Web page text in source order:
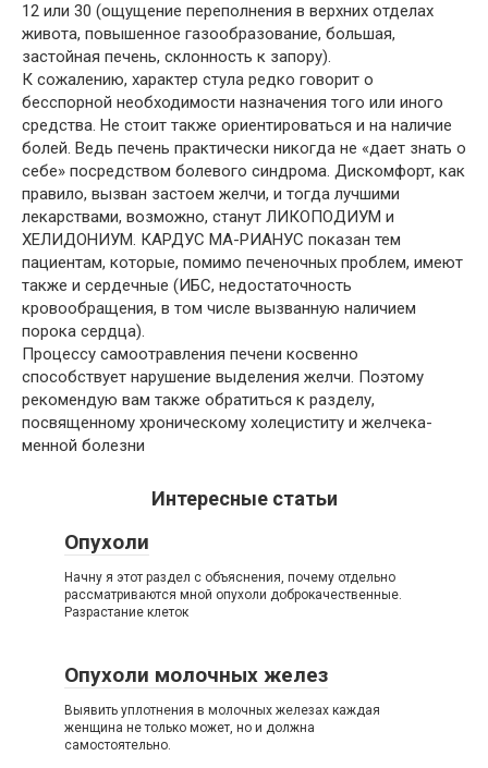
12 или 30 (ощущение переполнения в верхних отделах
живота, повышенное газообразование, большая,
застойная печень, склонность к запору).
К сожалению, характер стула редко говорит о
бесспорной необходимости назначения того или иного
средства. Не стоит также ориентироваться и на наличие
болей. Ведь печень практически никогда не «дает знать о
себе» посредством болевого синдрома. Дискомфорт, как
правило, вызван застоем желчи, и тогда лучшими
лекарствами, возможно, станут ЛИКОПОДИУМ и
ХЕЛИДОНИУМ. КАРДУС МА-РИАНУС показан тем
пациентам, которые, помимо печеночных проблем, имеют
также и сердечные (ИБС, недостаточность
кровообращения, в том числе вызванную наличием
порока сердца).
Процессу самоотравления печени косвенно
способствует нарушение выделения желчи. Поэтому
рекомендую вам также обратиться к разделу,
посвященному хроническому холециститу и желчека-
менной болезни
Интересные статьи
Опухоли
Начну я этот раздел с объяснения, почему отдельно
рассматриваются мной опухоли доброкачественные.
Разрастание клеток
Опухоли молочных желез
Выявить уплотнения в молочных железах каждая
женщина не только может, но и должна
самостоятельно.